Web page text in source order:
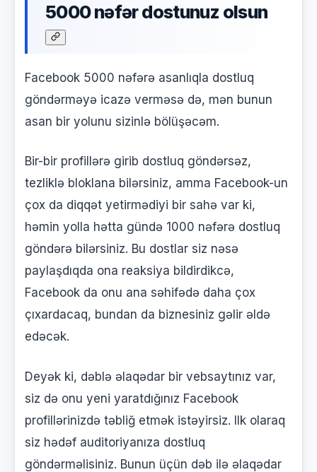
5000 nəfər dostunuz olsun
Facebook 5000 nəfərə asanlıqla dostluq
göndərməyə icazə verməsə də, mən bunun
asan bir yolunu sizinlə bölüşəcəm.
Bir-bir profillərə girib dostluq göndərsəz,
tezliklə bloklana bilərsiniz, amma Facebook-un
çox da diqqət yetirmədiyi bir sahə var ki,
həmin yolla hətta gündə 1000 nəfərə dostluq
göndərə bilərsiniz. Bu dostlar siz nəsə
paylaşdıqda ona reaksiya bildirdikcə,
Facebook da onu ana səhifədə daha çox
çıxardacaq, bundan da biznesiniz gəlir əldə
edəcək.
Deyək ki, dəblə əlaqədar bir vebsaytınız var,
siz də onu yeni yaratdığınız Facebook
profillərinizdə təbliğ etmək istəyirsiz. Ilk olaraq
siz hədəf auditoriyanıza dostluq
göndərməlisiniz. Bunun üçün dəb ilə əlaqədar